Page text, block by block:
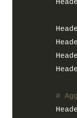
#